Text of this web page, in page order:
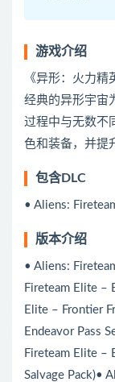
游戏介绍
《异形：火力
经典的异形宇宙
过程中与无数不
色和装备，并提
包含DLC
• Aliens:
版本介绍
• Aliens:
Fireteam Elite –
Elite – Frontier
Endeavor Pass
Fireteam Elite –
Salvage Pack)•